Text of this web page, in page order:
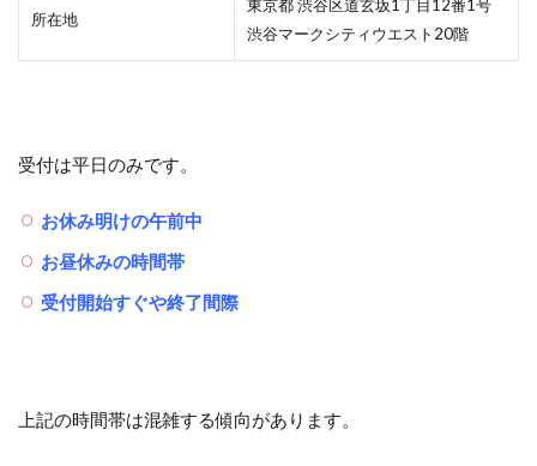
所在地
東京都 渋谷区道玄坂1丁目12番1号
渋谷マークシティウエスト20階
受付は平日のみです。
お休み明けの午前中
お昼休みの時間帯
受付開始すぐや終了間際
上記の時間帯は混雑する傾向があります。